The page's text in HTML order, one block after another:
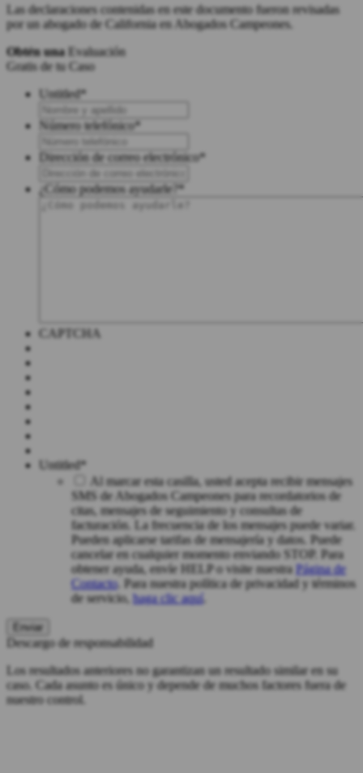
Las declaraciones contenidas en este documento fueron revisadas
por un abogado de California en Abogados Campeones.
Obtén una Evaluación
Gratis de tu Caso
Untitled*
Número telefónico*
Dirección de correo electrónico*
¿Cómo podemos ayudarle?*
CAPTCHA
Untitled*
Al marcar esta casilla, usted acepta recibir mensajes
SMS de Abogados Campeones para recordatorios de
citas, mensajes de seguimiento y consultas de
facturación. La frecuencia de los mensajes puede variar.
Pueden aplicarse tarifas de mensajería y datos. Puede
cancelar en cualquier momento enviando STOP. Para
obtener ayuda, envíe HELP o visite nuestra Página de
Contacto. Para nuestra política de privacidad y términos
de servicio, haga clic aquí
Descargo de responsabilidad
Los resultados anteriores no garantizan un resultado similar en su
caso. Cada asunto es único y depende de muchos factores fuera de
nuestro control.